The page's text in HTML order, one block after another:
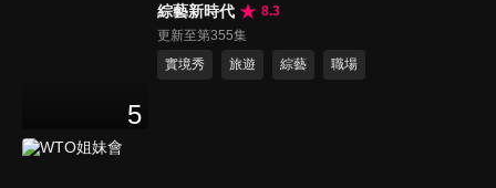
5
綜藝新時代
8.3
更新至第355集
實境秀
旅遊 綜藝 職場